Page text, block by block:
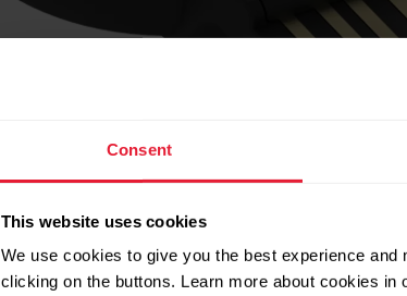
Consent
This website uses cookies
We use cookies to give you the best experience
clicking on the buttons. Learn more about cookies in